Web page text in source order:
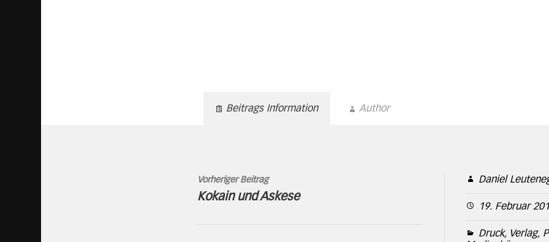
Beitrags Information Author
Daniel
19. Februar
Druck, Verlag,
Vorheriger Beitrag
Kokain und Askese